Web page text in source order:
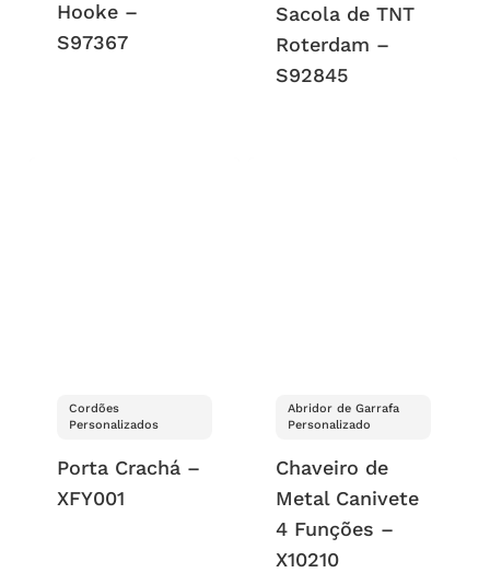
Hooke –
S97367
Sacola de TNT
Roterdam –
S92845
Cordões
Personalizados
Porta Crachá –
XFY001
Abridor de Garrafa
Personalizado
Chaveiro de
Metal Canivete
4 Funções –
X10210